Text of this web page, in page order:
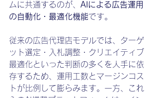
ムに共通するのが、 AIによる広告運用
の自動化・最適化機能です。
従来の広告代理店モデルでは、ターゲ
ット選定・入札調整・クリエイティブ
最適化といった判断の多くを人手に依
存するため、運用工数とマージンコス
トが比例して膨らみます。一方、これ